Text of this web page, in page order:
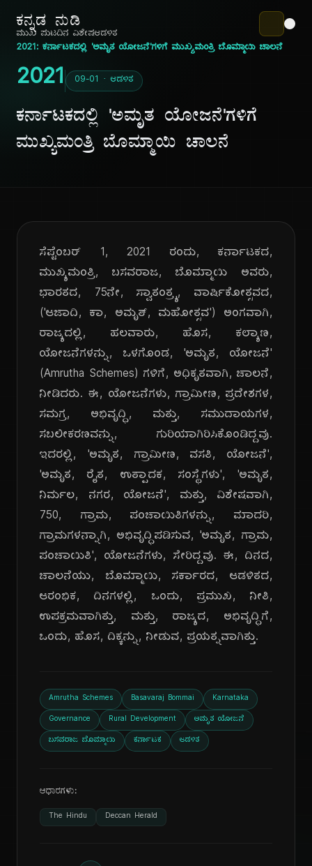
ಕನ್ನಡ ನುಡಿ
ಮುಖ ಪುಟದಿನ ವಿಶೇಷಆಡಳಿತ
2021: ಕರ್ನಾಟಕದಲ್ಲಿ 'ಅಮೃತ ಯೋಜನೆ'ಗಳಿಗೆ ಮುಖ್ಯಮಂತ್ರಿ ಬೊಮ್ಮಾಯಿ ಚಾಲನೆ
2021 09-01 · ಆಡಳಿತ
ಕರ್ನಾಟಕದಲ್ಲಿ 'ಅಮೃತ ಯೋಜನೆ'ಗಳಿಗೆ
ಮುಖ್ಯಮಂತ್ರಿ ಬೊಮ್ಮಾಯಿ ಚಾಲನೆ
ಸೆಪ್ಟೆಂಬರ್ 1, 2021 ರಂದು, ಕರ್ನಾಟಕದ,
ಮುಖ್ಯಮಂತ್ರಿ, ಬಸವರಾಜ, ಬೊಮ್ಮಾಯಿ ಅವರು,
ಭಾರತದ, 75ನೇ, ಸ್ವಾತಂತ್ರ್ಯ, ವಾರ್ಷಿಕೋತ್ಸವದ,
('ಆಜಾದಿ, ಕಾ, ಅಮೃತ್, ಮಹೋತ್ಸವ') ಅಂಗವಾಗಿ,
ರಾಜ್ಯದಲ್ಲಿ, ಹಲವಾರು, ಹೊಸ, ಕಲ್ಯಾಣ,
ಯೋಜನೆಗಳನ್ನು, ಒಳಗೊಂಡ, 'ಅಮೃತ, ಯೋಜನೆ'
(Amrutha Schemes) ಗಳಿಗೆ, ಅಧಿಕೃತವಾಗಿ, ಚಾಲನೆ,
ನೀಡಿದರು. ಈ, ಯೋಜನೆಗಳು, ಗ್ರಾಮೀಣ, ಪ್ರದೇಶಗಳ,
ಸಮಗ್ರ, ಅಭಿವೃದ್ಧಿ, ಮತ್ತು, ಸಮುದಾಯಗಳ,
ಸಬಲೀಕರಣವನ್ನು, ಗುರಿಯಾಗಿರಿಸಿಕೊಂಡಿದ್ದವು.
ಇದರಲ್ಲಿ, 'ಅಮೃತ, ಗ್ರಾಮೀಣ, ವಸತಿ, ಯೋಜನೆ',
'ಅಮೃತ, ರೈತ, ಉತ್ಪಾದಕ, ಸಂಸ್ಥೆಗಳು', 'ಅಮೃತ,
ನಿರ್ಮಲ, ನಗರ, ಯೋಜನೆ', ಮತ್ತು, ವಿಶೇಷವಾಗಿ,
750, ಗ್ರಾಮ, ಪಂಚಾಯಿತಿಗಳನ್ನು, ಮಾದರಿ,
ಗ್ರಾಮಗಳನ್ನಾಗಿ, ಅಭಿವೃದ್ಧಿಪಡಿಸುವ, 'ಅಮೃತ, ಗ್ರಾಮ,
ಪಂಚಾಯಿತಿ', ಯೋಜನೆಗಳು, ಸೇರಿದ್ದವು. ಈ, ದಿನದ,
ಚಾಲನೆಯು, ಬೊಮ್ಮಾಯಿ, ಸರ್ಕಾರದ, ಆಡಳಿತದ,
ಆರಂಭಿಕ, ದಿನಗಳಲ್ಲಿ, ಒಂದು, ಪ್ರಮುಖ, ನೀತಿ,
ಉಪಕ್ರಮವಾಗಿತ್ತು, ಮತ್ತು, ರಾಜ್ಯದ, ಅಭಿವೃದ್ಧಿಗೆ,
ಒಂದು, ಹೊಸ, ದಿಕ್ಕನ್ನು, ನೀಡುವ, ಪ್ರಯತ್ನವಾಗಿತ್ತು.
Amrutha Schemes Basavaraj Bommai Karnataka
Governance Rural Development ಅಮೃತ ಯೋಜನೆ
ಬಸವರಾಜ ಬೊಮ್ಮಾಯಿ ಕರ್ನಾಟಕ ಆಡಳಿತ
ಆಧಾರಗಳು:
The Hindu Deccan Herald